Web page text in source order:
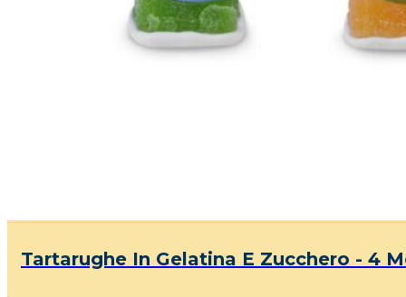
Tartarughe In Gelatina E Zucchero - 4